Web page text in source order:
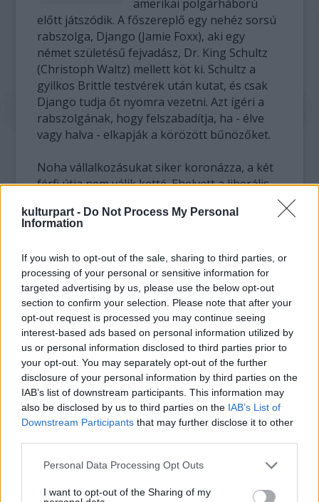
kulturpart - Do Not Process My Personal
Information
If you wish to opt-out of the sale, sharing to third parties, or
processing of your personal or sensitive information for
targeted advertising by us, please use the below opt-out
section to confirm your selection. Please note that after your
opt-out request is processed you may continue seeing
interest-based ads based on personal information utilized by
us or personal information disclosed to third parties prior to
your opt-out. You may separately opt-out of the further
disclosure of your personal information by third parties on the
IAB’s list of downstream participants. This information may
also be disclosed by us to third parties on the IAB’s List of
Downstream Participants that may further disclose it to other
Please note that this website/app uses one or more Google
not limited to your visit or usage behaviour. You may click to
Personal Data Processing Opt Outs
I want to opt-out of the Sharing of my
amerikai polgárháború
előtt játszódik. A főszereplő egy nehéz sorsú
rabszolga, Django (Jamie Foxx), aki egy
német születésű fejvadász, Dr. King Schultz
(Christoph Waltz) mellett köt ki. Schultz a
gyilkos Brittle testvérek után kutat, és csak
Django tudja őt nyomra vezetni. Azt ígéri a
rabszolgának, hogy felszabadítja, ha - élve
vagy halva - elkapják a körözött bűnözőket.
Noha vállalkozásukat siker koronázza, a két
férfi útja nem válik ketté. Ehelyett a liberális
szabad Djangót, hogy együtt vadásszák le
személyes ügyére is koncentrálhat:
megtalálni és megmenteni rabszolgának
elhurcolt feleségét, Broomhildát (Kerry
Washington).
A két férfi a keresés során rátalál
Candylandre és tulajdonosára, Calvin Candie-
re (Leonardo DiCaprio). A birtok egy rossz
hírben lévő ültetvény, ahol Ace Woody (Kurt
Russell) rabszolgákat edz, hogy azok
egymással harcoljanak a jómódúak
szórakoztatására. A két főhős hamis
személyazonossággal felruházva bejut a
rabszolgája, Stephen (Samuel L. Jackson)